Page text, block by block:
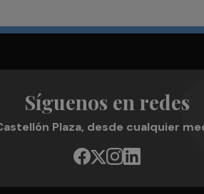
Síguenos en redes
Plaza, desde cualquier